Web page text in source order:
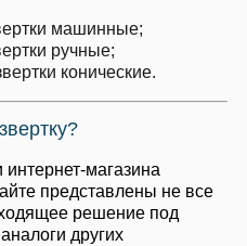
машинные;
ручные;
конические.
магазина
представлены не все
решение под
других